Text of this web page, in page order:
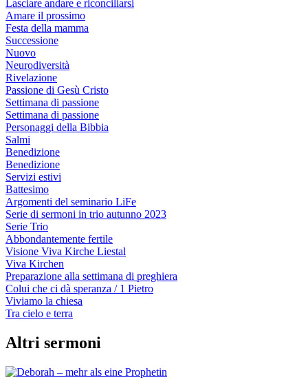
Lasciare andare e riconciliarsi
Amare il prossimo
Festa della mamma
Successione
Nuovo
Neurodiversità
Rivelazione
Passione di Gesù Cristo
Settimana di passione
Settimana di passione
Personaggi della Bibbia
Salmi
Benedizione
Benedizione
Servizi estivi
Battesimo
Argomenti del seminario LiFe
Serie di sermoni in trio autunno 2023
Serie Trio
Abbondantemente fertile
Visione Viva Kirche Liestal
Viva Kirchen
Preparazione alla settimana di preghiera
Colui che ci dà speranza / 1 Pietro
Viviamo la chiesa
Tra cielo e terra
Altri sermoni